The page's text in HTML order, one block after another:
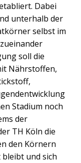
Dabei
unterhalb der
selbst im
soll die
Nährstoffen,
Stadium noch
der
TH Köln die
den Körnern
und sich